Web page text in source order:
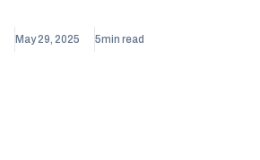
May 29, 2025 5min read